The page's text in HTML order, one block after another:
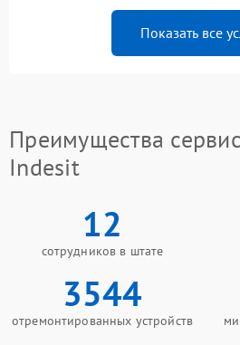
Показать все
Преимущества
Indesit
12
сотрудников в штате
3544
отремонтированных устройств